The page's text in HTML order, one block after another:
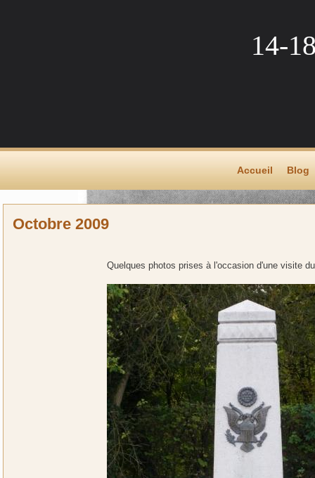
14-
Accueil Blog
Octobre 2009
Quelques photos prises à l'occasion d'une visite